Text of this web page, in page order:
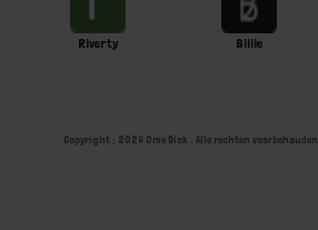
Riverty Billie
Copyright ; 2026 Ome Dick . Alle rechten voorbehouden